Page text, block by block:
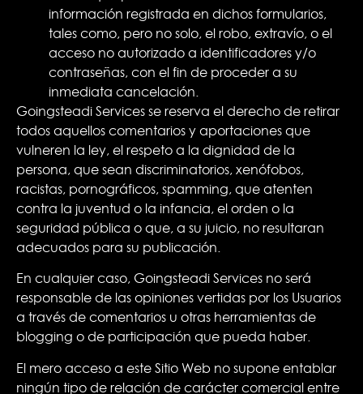
información registrada en dichos formularios,
tales como, pero no solo, el robo, extravío, o el
acceso no autorizado a identificadores y/o
contraseñas, con el fin de proceder a su
inmediata cancelación.
Goingsteadi Services se reserva el derecho de retirar
todos aquellos comentarios y aportaciones que
vulneren la ley, el respeto a la dignidad de la
persona, que sean discriminatorios, xenófobos,
racistas, pornográficos, spamming, que atenten
contra la juventud o la infancia, el orden o la
seguridad pública o que, a su juicio, no resultaran
adecuados para su publicación.
En cualquier caso, Goingsteadi Services no será
responsable de las opiniones vertidas por los Usuarios
a través de comentarios u otras herramientas de
blogging o de participación que pueda haber.
El mero acceso a este Sitio Web no supone entablar
ningún tipo de relación de carácter comercial entre